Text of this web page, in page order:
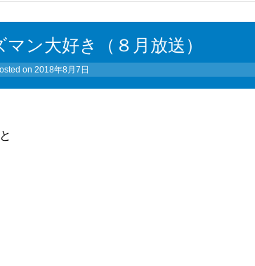
ン大好き（８月放送）
on 2018年8月7日